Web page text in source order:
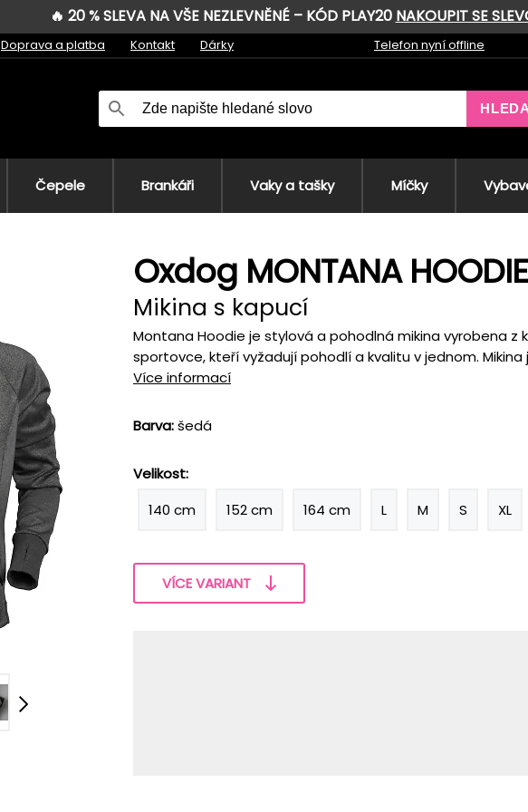
🔥 20 % SLEVA NA VŠE NEZLEVNĚNÉ – KÓD PLAY20 NAKOUPIT SE
Doprava a platba Kontakt Dárky Telefon nyní offline
Čepele Brankáři Vaky a tašky Míčky
Oxdog MONTANA HOODIE
Mikina s kapucí
Montana Hoodie je stylová a pohodlná mikina vyrobena
sportovce, kteří vyžadují pohodlí a kvalitu v jednom. Mikina
Více informací
Barva:šedá
Velikost:
140 cm
152 cm 164 cm L M S XL
VÍCE VARIANT